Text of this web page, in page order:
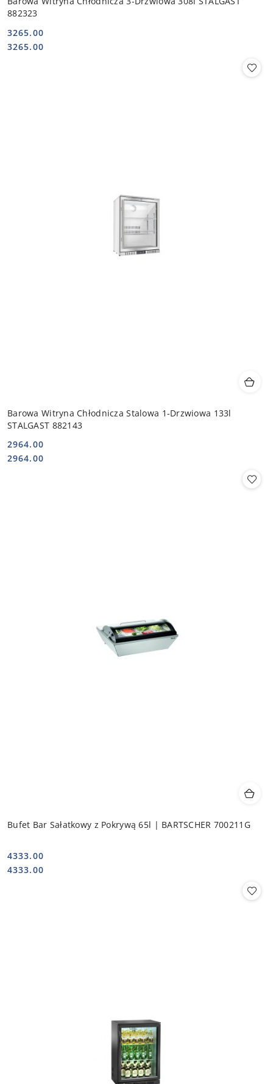
882323
Cena:
3265.00
Cena:
3265.00
Barowa Witryna Chłodnicza Stalowa 1-Drzwiowa 133l
STALGAST 882143
Cena:
2964.00
Cena:
2964.00
Bufet Bar Sałatkowy z Pokrywą 65l | BARTSCHER 700211G
Cena:
4333.00
Cena:
4333.00